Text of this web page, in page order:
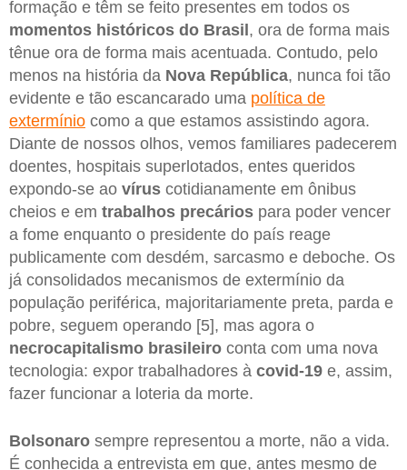
formação e têm se feito presentes em todos os
momentos históricos do Brasil , ora de forma mais
tênue ora de forma mais acentuada. Contudo, pelo
menos na história da Nova República, nunca foi tão
evidente e tão escancarado uma política de
extermínio como a que estamos assistindo agora.
Diante de nossos olhos, vemos familiares padecerem
doentes, hospitais superlotados, entes queridos
expondo-se ao vírus cotidianamente em ônibus
cheios e em trabalhos precários para poder vencer
a fome enquanto o presidente do país reage
publicamente com desdém, sarcasmo e deboche. Os
já consolidados mecanismos de extermínio da
população periférica, majoritariamente preta, parda e
pobre, seguem operando [5], mas agora o
necrocapitalismo brasileiro conta com uma nova
tecnologia: expor trabalhadores à covid-19 e, assim,
fazer funcionar a loteria da morte.
Bolsonaro sempre representou a morte, não a vida.
É conhecida a entrevista em que, antes mesmo de